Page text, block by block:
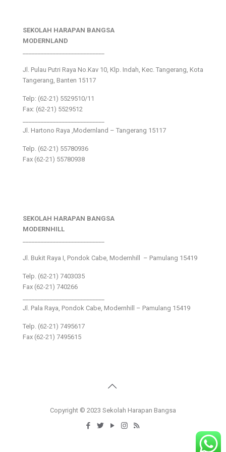
SEKOLAH HARAPAN BANGSA
MODERNLAND
Jl. Pulau Putri Raya No.Kav 10, Klp. Indah, Kec. Tangerang, Kota
Tangerang, Banten 15117
Telp: (62-21) 5529510/11
Fax: (62-21) 5529512
Jl. Hartono Raya ,Modernland – Tangerang 15117
Telp. (62-21) 55780936
Fax (62-21) 55780938
SEKOLAH HARAPAN BANGSA
MODERNHILL
Jl. Bukit Raya I, Pondok Cabe, Modernhill – Pamulang 15419
Telp. (62-21) 7403035
Fax (62-21) 740266
Jl. Pala Raya, Pondok Cabe, Modernhill – Pamulang 15419
Telp. (62-21) 7495617
Fax (62-21) 7495615
Copyright © 2023 Sekolah Harapan Bangsa